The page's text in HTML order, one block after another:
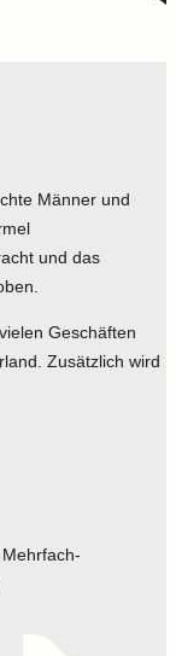
Männer und
und das
Geschäften
Zusätzlich wird